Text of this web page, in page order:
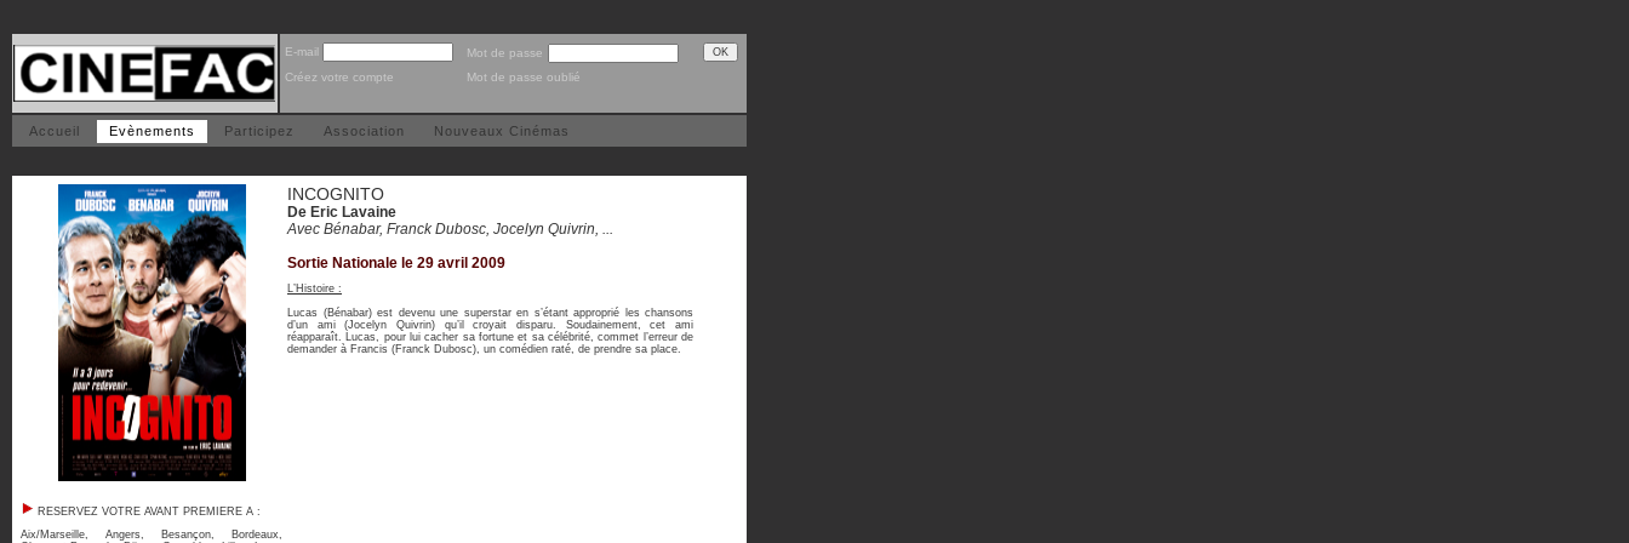
E-mail
Mot de passe
Créez votre compte
Mot de passe oublié
Accueil Evènements Participez Association Nouveaux Cinémas
RESERVEZ VOTRE AVANT PREMIERE A :
Aix/Marseille, Angers, Besançon, Bordeaux,
INCOGNITO
De Eric Lavaine
Avec Bénabar, Franck Dubosc, Jocelyn Quivrin, ...
Sortie Nationale le 29 avril 2009
L’Histoire :
Lucas (Bénabar) est devenu une superstar en s’étant approprié les chansons
d’un ami (Jocelyn Quivrin) qu’il croyait disparu. Soudainement, cet ami
réapparaît. Lucas, pour lui cacher sa fortune et sa célébrité, commet l’erreur de
demander à Francis (Franck Dubosc), un comédien raté, de prendre sa place.